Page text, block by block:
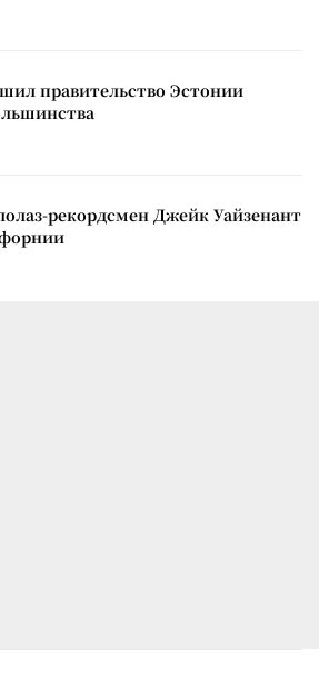
правительство Эстонии
рекордсмен Джейк Уайзенант